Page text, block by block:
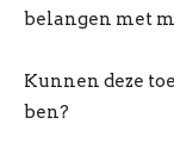
belangen met
Kunnen deze
ben?